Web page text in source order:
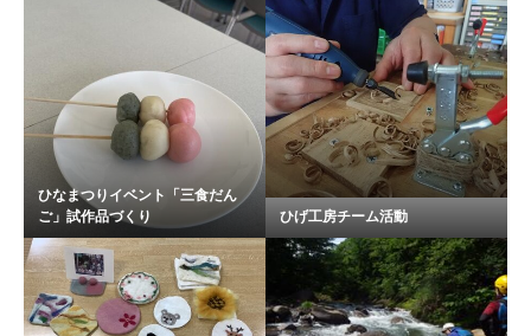
ひなまつりイベント「三食だん
ご」試作品づくり
ひげ工房チーム活動